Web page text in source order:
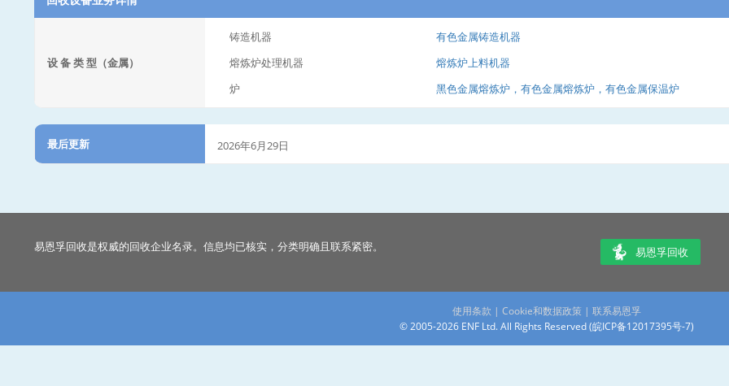
设 备 类 型（金属）
铸造机器
有色金属铸造机器
熔炼炉处理机器
熔炼炉上料机器
炉
黑色金属熔炼炉，有色金属熔炼炉，有色金属保温炉
最后更新 2026年6月29日
易恩孚回收是权威的回收企业名录。信息均已核实，分类明确且联系紧密。 易恩孚回收
使用条款 | Cookie和数据政策 | 联系易恩孚
© 2005-2026 ENF Ltd. All Rights Reserved (皖ICP备12017395号-7)